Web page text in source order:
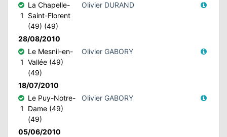
1
La Chapelle-
Saint-Florent
(49) (49)
Olivier DURAND
28/08/2010
1
Le Mesnil-en-
Vallée (49)
(49)
Olivier GABORY
18/07/2010
1
Le Puy-Notre-
Dame (49)
(49)
Olivier GABORY
05/06/2010